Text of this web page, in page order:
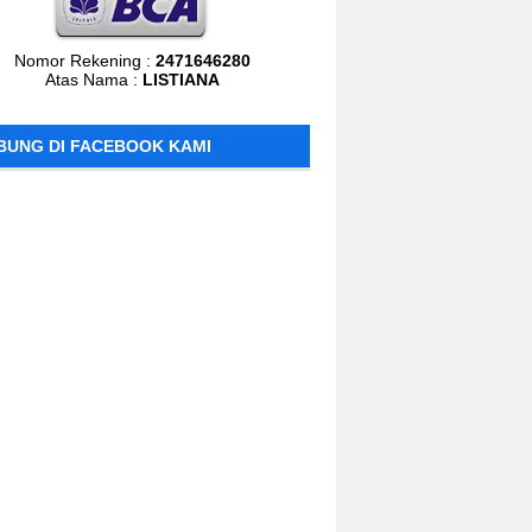
Nomor Rekening : 2471646280
Atas Nama : LISTIANA
DI FACEBOOK KAMI